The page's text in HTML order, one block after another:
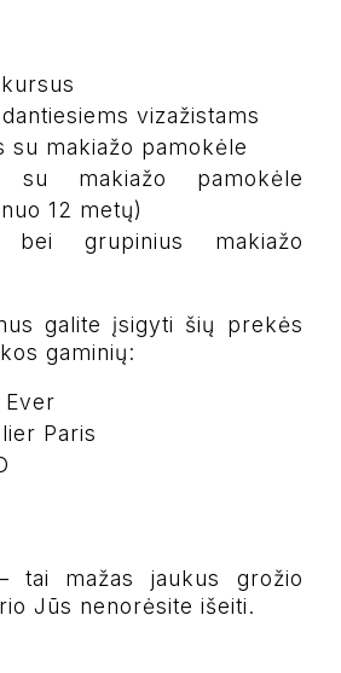
vizažistams
su makiažo pamokėle
su makiažo pamokėle
12 metų)
bei grupinius makiažo
galite įsigyti šių prekės
gaminių:
Paris
tai mažas jaukus grožio
Jūs nenorėsite išeiti.